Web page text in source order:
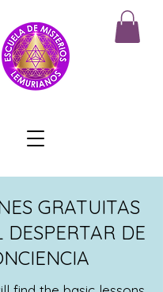
GRATUITAS
DESPERTAR DE